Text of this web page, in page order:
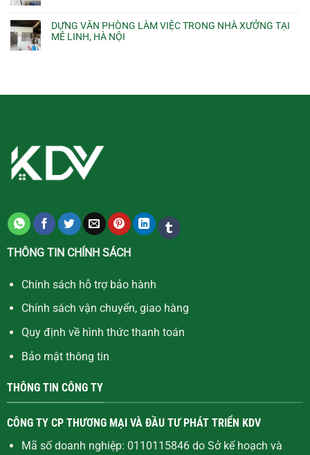
DỰNG VĂN PHÒNG LÀM VIỆC TRONG NHÀ XƯỞNG TẠI
MÊ LINH, HÀ NỘI
THÔNG TIN CHÍNH SÁCH
Chính sách hỗ trợ bảo hành
Chính sách vận chuyển, giao hàng
Quy định về hình thức thanh toán
Bảo mật thông tin
THÔNG TIN CÔNG TY
CÔNG TY CP THƯƠNG MẠI VÀ ĐẦU TƯ PHÁT TRIỂN KDV
Mã số doanh nghiệp: 0110115846 do Sở kế hoạch và